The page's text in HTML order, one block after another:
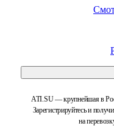
ATI.SU — крупнейшая в
Зарегистрируйтесь и
на